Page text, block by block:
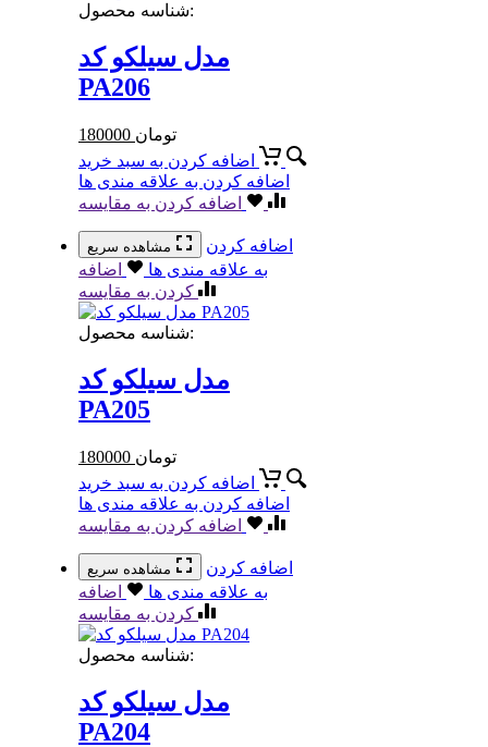
شناسه محصول:
مدل سیلکو کد
PA206
180000 تومان
اضافه کردن به سبد خرید
اضافه کردن به علاقه مندی ها
اضافه کردن به مقایسه
مشاهده سریع
اضافه کردن
به علاقه مندی ها
اضافه
کردن به مقایسه
شناسه محصول:
مدل سیلکو کد
PA205
180000 تومان
اضافه کردن به سبد خرید
اضافه کردن به علاقه مندی ها
اضافه کردن به مقایسه
مشاهده سریع
اضافه کردن
به علاقه مندی ها
اضافه
کردن به مقایسه
شناسه محصول:
مدل سیلکو کد
PA204